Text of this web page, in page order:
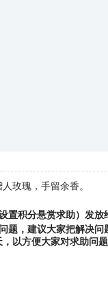
玫瑰，手留余香。
置积分悬赏求助）发放
题，建议大家把解决
以方便大家对求助